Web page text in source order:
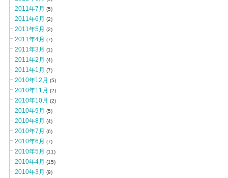
2011年7月 (5)
2011年6月 (2)
2011年5月 (2)
2011年4月 (7)
2011年3月 (1)
2011年2月 (4)
2011年1月 (7)
2010年12月 (5)
2010年11月 (2)
2010年10月 (2)
2010年9月 (5)
2010年8月 (4)
2010年7月 (6)
2010年6月 (7)
2010年5月 (11)
2010年4月 (15)
2010年3月 (9)